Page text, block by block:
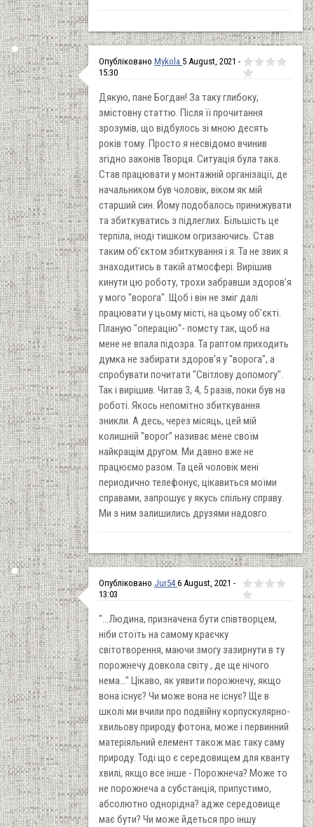
Опубліковано Mykola 5 August, 2021 -
15:30
Дякую, пане Богдан! За таку глибоку,
змістовну статтю. Після її прочитання
зрозумів, що відбулось зі мною десять
років тому. Просто я несвідомо вчинив
згідно законів Творця. Ситуація була така.
Став працювати у монтажній організації, де
начальником був чоловік, віком як мій
старший син. Йому подобалось принижувати
та збиткуватись з підлеглих. Більшість це
терпіла, іноді тишком огризаючись. Став
таким об’єктом збиткування і я. Та не звик я
знаходитись в такій атмосфері. Вирішив
кинути цю роботу, трохи забравши здоров’я
у мого "ворога". Щоб і він не зміг далі
працювати у цьому місті, на цьому об’єкті.
Планую "операцію"- помсту так, щоб на
мене не впала підозра. Та раптом приходить
думка не забирати здоров’я у "ворога", а
спробувати почитати "Світлову допомогу".
Так і вирішив. Читав 3, 4, 5 разів, поки був на
роботі. Якось непомітно збиткування
зникли. А десь, через місяць, цей мій
колишній "ворог" називає мене своїм
найкращім другом. Ми давно вже не
працюємо разом. Та цей чоловік мені
периодично телефонує, цікавиться моїми
справами, запрошує у якусь спільну справу.
Ми з ним залишились друзями надовго.
Опубліковано Jur54 6 August, 2021 -
13:03
"...Людина, призначена бути співтворцем,
ніби стоїть на самому краєчку
світотворення, маючи змогу зазирнути в ту
порожнечу довкола світу , де ще нічого
нема..." Цікаво, як уявити порожнечу, якщо
вона існує? Чи може вона не існує? Ще в
школі ми вчили про подвійну корпускулярно-
хвильову природу фотона, може і первинний
матеріяльний елемент також має таку саму
природу. Тоді що є середовищем для кванту
хвилі, якщо все інше - Порожнеча? Може то
не порожнеча а субстанція, припустимо,
абсолютно однорідна? адже середовище
має бути? Чи може йдеться про іншу